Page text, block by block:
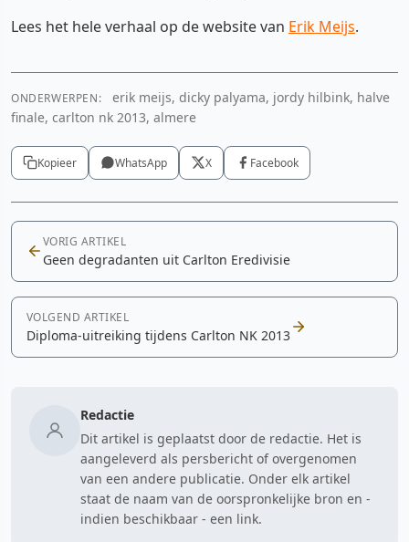
Lees het hele verhaal op de website van Erik Meijs.
YouTube video
Cookie-instellingen aanpassen
ONDERWERPEN:
erik meijs, dicky palyama, jordy hilbink, halve
finale, carlton nk 2013, almere
Kopieer WhatsApp X Facebook
VORIG ARTIKEL
Geen degradanten uit Carlton Eredivisie
VOLGEND ARTIKEL
Diploma-uitreiking tijdens Carlton NK 2013
Redactie
Dit artikel is geplaatst door de redactie. Het is
aangeleverd als persbericht of overgenomen
van een andere publicatie. Onder elk artikel
staat de naam van de oorspronkelijke bron en -
indien beschikbaar - een link.